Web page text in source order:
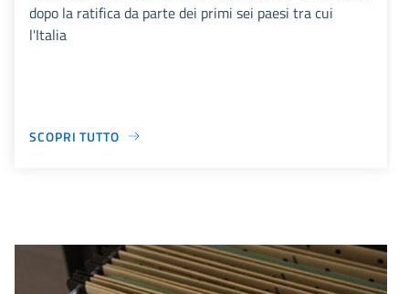
dopo la ratifica da parte dei primi sei paesi tra cui
l'Italia
SCOPRI TUTTO